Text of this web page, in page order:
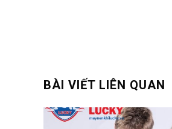
BÀI VIẾT LIÊN QUAN